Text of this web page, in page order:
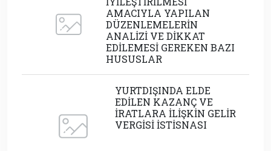
AMACIYLA YAPILAN
DÜZENLEMELERİN
ANALİZİ VE DİKKAT
EDİLEMESİ GEREKEN BAZI
HUSUSLAR
YURTDIŞINDA ELDE
EDİLEN KAZANÇ VE
İRATLARA İLİŞKİN GELİR
VERGİSİ İSTİSNASI